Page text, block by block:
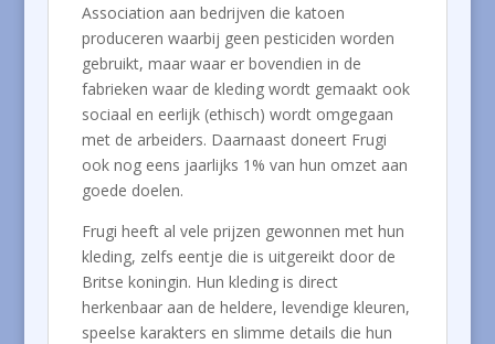
Association aan bedrijven die katoen
produceren waarbij geen pesticiden worden
gebruikt, maar waar er bovendien in de
fabrieken waar de kleding wordt gemaakt ook
sociaal en eerlijk (ethisch) wordt omgegaan
met de arbeiders. Daarnaast doneert Frugi
ook nog eens jaarlijks 1% van hun omzet aan
goede doelen.
Frugi heeft al vele prijzen gewonnen met hun
kleding, zelfs eentje die is uitgereikt door de
Britse koningin. Hun kleding is direct
herkenbaar aan de heldere, levendige kleuren,
speelse karakters en slimme details die hun